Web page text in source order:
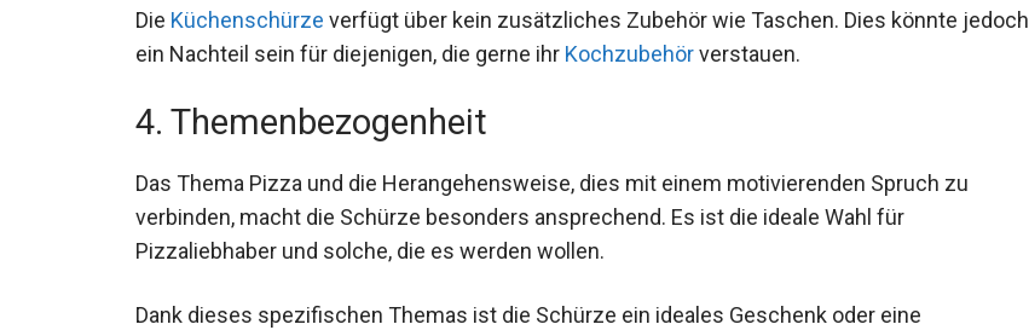
Die Küchenschürze verfügt über kein zusätzliches Zubehör wie Taschen. Dies könnte jedoch
ein Nachteil sein für diejenigen, die gerne ihr Kochzubehörverstauen.
4. Themenbezogenheit
Das Thema Pizza und die Herangehensweise, dies mit einem motivierenden Spruch zu
verbinden, macht die Schürze besonders ansprechend. Es ist die ideale Wahl für
Pizzaliebhaber und solche, die es werden wollen.
Dank dieses spezifischen Themas ist die Schürze ein ideales Geschenk oder eine